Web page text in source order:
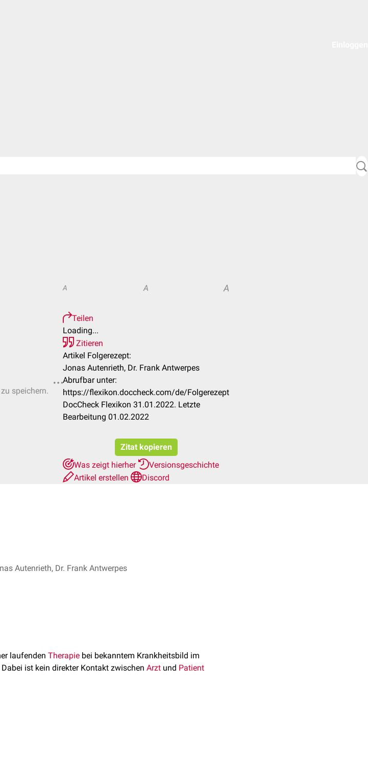
speichern.
A A A
Teilen
Loading...
Zitieren
Artikel Folgerezept:
Jonas Autenrieth, Dr. Frank Antwerpes
Abrufbar unter:
https://flexikon.doccheck.com/de/Folgerezept
DocCheck Flexikon 31.01.2022. Letzte
Bearbeitung 01.02.2022
Zitat kopieren
Was zeigt hierher
Versionsgeschichte
Artikel erstellen
Discord
Autenrieth, Dr. Frank Antwerpes
laufenden Therapie bei bekanntem Krankheitsbild im
ist kein direkter Kontakt zwischen Arzt und Patient
einzelne